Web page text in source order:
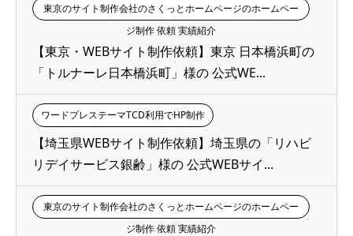
東京のサイト制作会社のさくっとホームページのホームペー
ジ制作 依頼 実績紹介
【東京・WEBサイト制作依頼】東京 日本橋浜町の
「トルナーレ日本橋浜町」様の 公式WE...
ワードプレステーマTCD利用でHP制作
【埼玉県WEBサイト制作依頼】埼玉県の「リハビ
リデイサービス銀齢」様の 公式WEBサイ...
東京のサイト制作会社のさくっとホームページのホームペー
ジ制作 依頼 実績紹介